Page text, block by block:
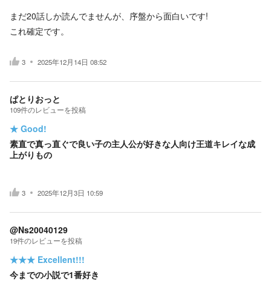
まだ20話しか読んでませんが、序盤から面白いです!
これ確定です。
3 2025年12月14日 08:52
ぱとりおっと
109件のレビューを投稿
★ Good!
素直で真っ直ぐで良い子の主人公が好きな人向け王道キレイな成
上がりもの
3 2025年12月3日 10:59
@Ns20040129
19件のレビューを投稿
★★★ Excellent!!!
今までの小説で1番好き